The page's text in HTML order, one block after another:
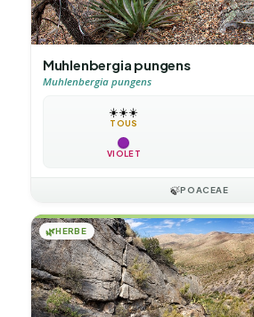
Muhlenbergia pungens
Muhlenbergia pungens
☀️☀️☀️
TOUS
VIOLET
🍃POACEAE
🌿HERBE